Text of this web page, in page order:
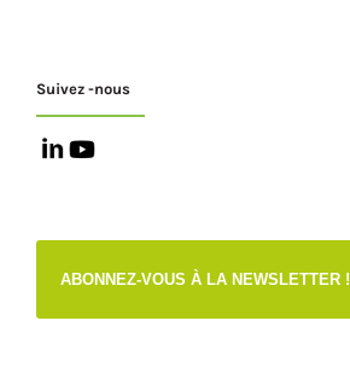
Suivez -nous
ABONNEZ-VOUS À LA NEWSLETTER !